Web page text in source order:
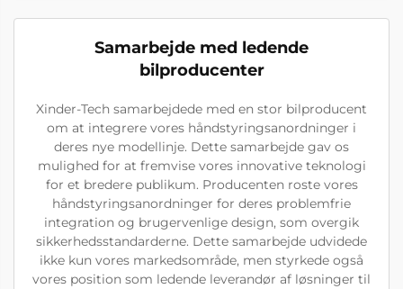
Samarbejde med ledende
bilproducenter
Xinder-Tech samarbejdede med en stor bilproducent
om at integrere vores håndstyringsanordninger i
deres nye modellinje. Dette samarbejde gav os
mulighed for at fremvise vores innovative teknologi
for et bredere publikum. Producenten roste vores
håndstyringsanordninger for deres problemfrie
integration og brugervenlige design, som overgik
sikkerhedsstandarderne. Dette samarbejde udvidede
ikke kun vores markedsområde, men styrkede også
vores position som ledende leverandør af løsninger til